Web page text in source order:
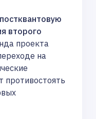
второго
проекта
на
противостоять